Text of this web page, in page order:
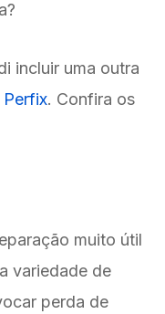
incluir uma outra
. Confira os
muito útil
variedade de
perda de